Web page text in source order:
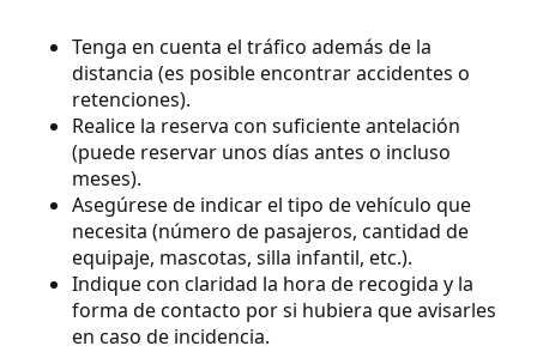
Tenga en cuenta el tráfico además de la
distancia (es posible encontrar accidentes o
retenciones).
Realice la reserva con suficiente antelación
(puede reservar unos días antes o incluso
meses).
Asegúrese de indicar el tipo de vehículo que
necesita (número de pasajeros, cantidad de
equipaje, mascotas, silla infantil, etc.).
Indique con claridad la hora de recogida y la
forma de contacto por si hubiera que avisarles
en caso de incidencia.